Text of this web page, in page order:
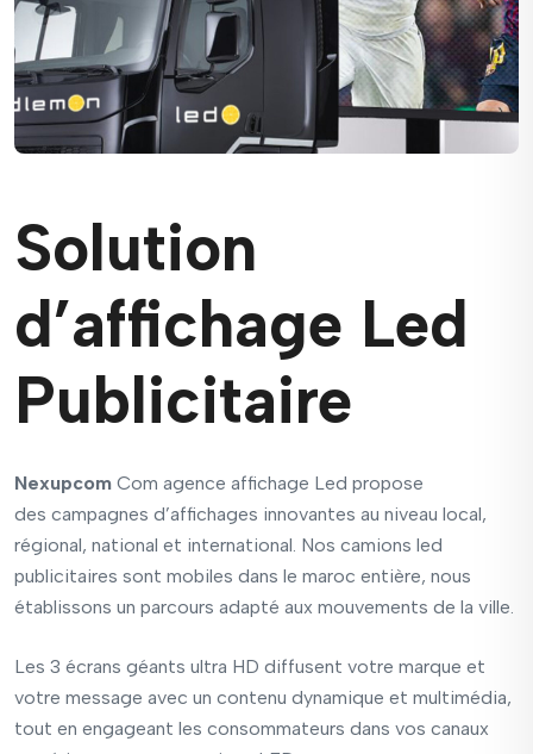
Solution
d’affichage Led
Publicitaire
Nexupcom Com agence affichage Led propose
des campagnes d’affichages innovantes au niveau local,
régional, national et international. Nos camions led
publicitaires sont mobiles dans le maroc entière, nous
établissons un parcours adapté aux mouvements de la ville.
Les 3 écrans géants ultra HD diffusent votre marque et
votre message avec un contenu dynamique et multimédia,
tout en engageant les consommateurs dans vos canaux